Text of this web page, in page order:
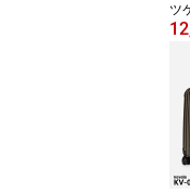
ツ
ズ
3